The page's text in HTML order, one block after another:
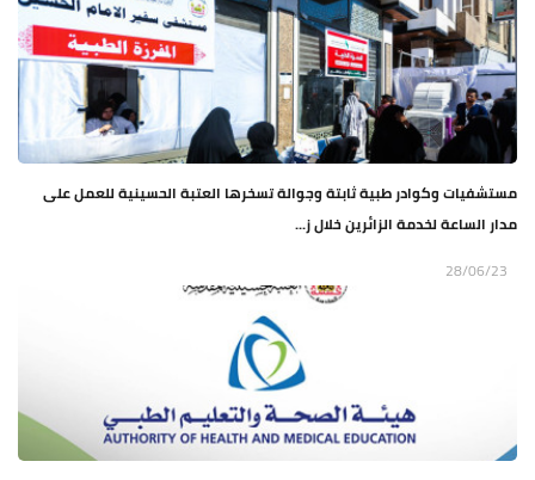
مستشفيات وكوادر طبية ثابتة وجوالة تسخرها العتبة الحسينية للعمل على
مدار الساعة لخدمة الزائرين خلال ز...
28/06/23